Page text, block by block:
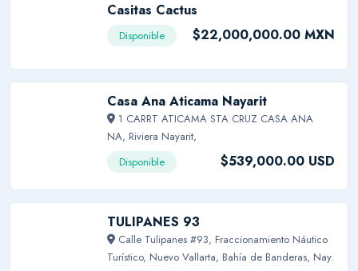
Casitas Cactus
Disponible $22,000,000.00 MXN
Casa Ana Aticama Nayarit
1 CARRT ATICAMA STA CRUZ CASA ANA
NA, Riviera Nayarit,
Disponible
$539,000.00 USD
TULIPANES 93
Calle Tulipanes #93, Fraccionamiento Náutico
Turístico, Nuevo Vallarta, Bahía de Banderas, Nay.